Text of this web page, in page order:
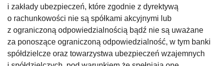
i zakłady ubezpieczeń, które zgodnie z dyrektywą
o rachunkowości nie są spółkami akcyjnymi lub
z ograniczoną odpowiedzialnością bądź nie są uważane
za ponoszące ograniczoną odpowiedzialność, w tym banki
spółdzielcze oraz towarzystwa ubezpieczeń wzajemnych